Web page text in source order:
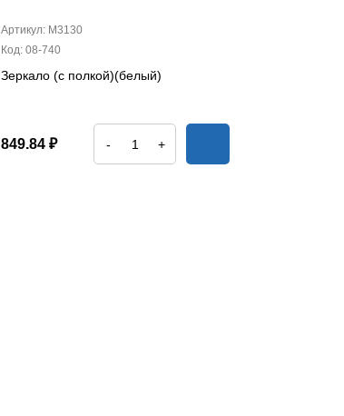
Артикул: М3130
Код: 08-740
Зеркало (с полкой)(белый)
849.84 ₽ - +